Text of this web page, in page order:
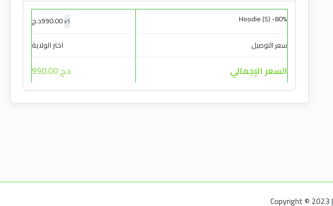
Hoodie (S) -80%
x1
990.00د.ج
سعر التوصيل
اختر الولاية
السعر الإجمالي د.ج 990.00
Copyright © 2023 |